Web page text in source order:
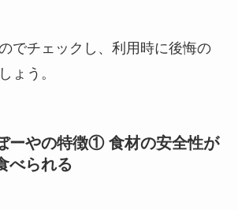
でチェックし、利用時に後悔の
ょう。
ーやの特徴① 食材の安全性が
べられる